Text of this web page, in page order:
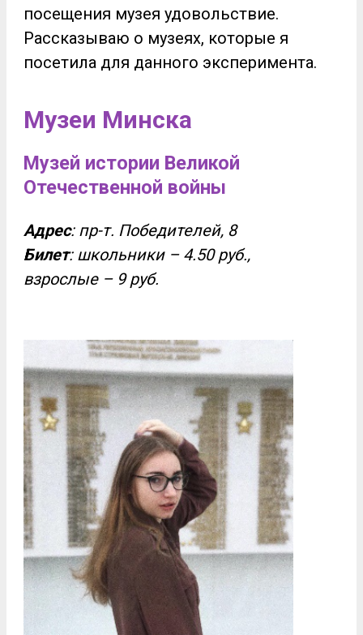
посещения музея удовольствие.
Рассказываю о музеях, которые я
посетила для данного эксперимента.
Музеи Минска
Музей истории Великой
Отечественной войны
Адрес: пр-т. Победителей, 8
Билет: школьники – 4.50 руб.,
взрослые – 9 руб.